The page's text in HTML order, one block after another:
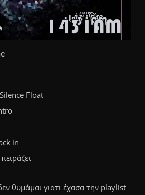
Float
in
θυμάμαι γιατι έχασα την playlist